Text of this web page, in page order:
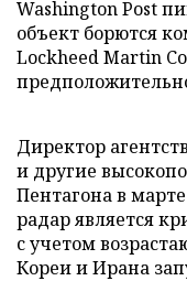
Washington Post
объект борются
Lockheed Martin
Директор
и другие
Пентагона в
радар является
с учетом
Кореи и Ирана